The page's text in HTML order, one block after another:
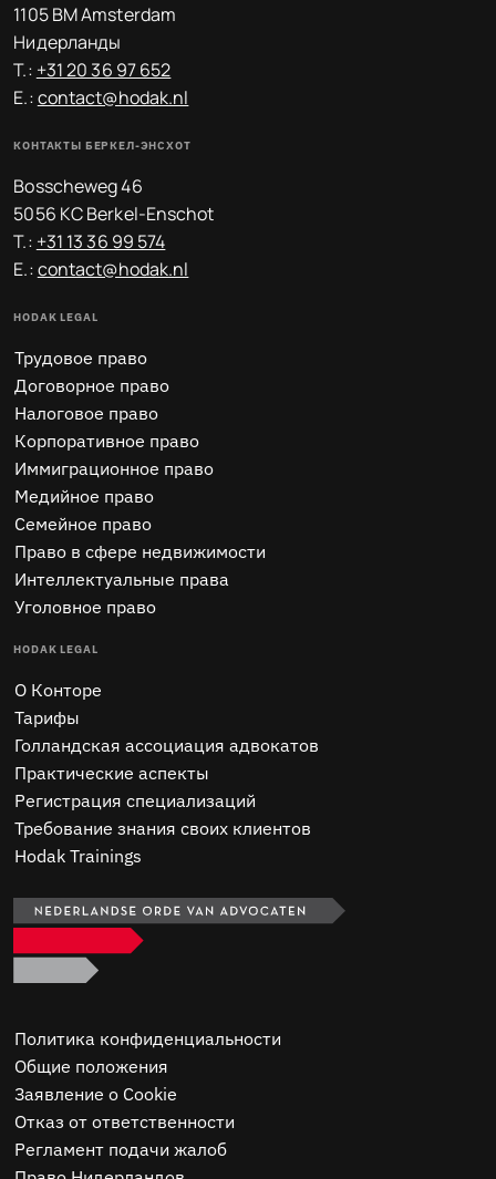
1105 BM Amsterdam
Нидерланды
T.: +31 20 36 97 652
E.:contact@hodak.nl
КОНТАКТЫ БЕРКЕЛ-ЭНСХОТ
Bosscheweg 46
5056 KC Berkel-Enschot
T.: +31 13 36 99 574
E.:contact@hodak.nl
HODAK LEGAL
Трудовое право
Договорное право
Налоговое право
Корпоративное право
Иммиграционное право
Медийное право
Семейное право
Право в сфере недвижимости
Интеллектуальные права
Уголовное право
HODAK LEGAL
O Конторе
Тарифы
Голландская ассоциация адвокатов
Практические аспекты
Регистрация специализаций
Требование знания своих клиентов
Hodak Trainings
Политика конфиденциальности
Общие положения
Заявление о Cookie
Отказ от ответственности
Регламент подачи жалоб